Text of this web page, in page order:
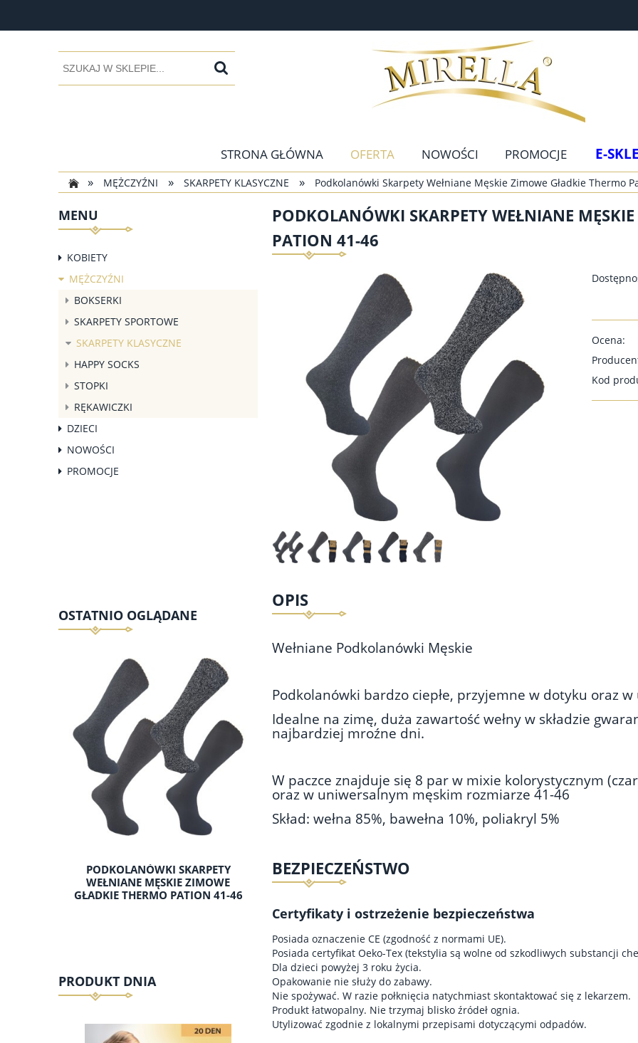
STRONA GŁÓWNA OFERTA NOWOŚCI PROMOCJE E-
» MĘŻCZYŹNI » SKARPETY KLASYCZNE » Podkolanówki Skarpety Wełniane Męskie Zimowe Gładkie Thermo
MENU
KOBIETY
MĘŻCZYŹNI
BOKSERKI
SKARPETY SPORTOWE
SKARPETY KLASYCZNE
HAPPY SOCKS
STOPKI
RĘKAWICZKI
DZIECI
NOWOŚCI
PROMOCJE
OSTATNIO OGLĄDANE
PODKOLANÓWKI SKARPETY
WEŁNIANE MĘSKIE ZIMOWE
GŁADKIE THERMO PATION 41-46
PRODUKT DNIA
PODKOLANÓWKI SKARPETY WEŁNIANE
PATION 41-46
Ocena:
Kod
OPIS
Wełniane Podkolanówki Męskie
Podkolanówki bardzo ciepłe, przyjemne w dotyku oraz
Idealne na zimę, duża zawartość wełny w składzie
najbardziej mroźne dni.
W paczce znajduje się 8 par w mixie kolorystycznym
oraz w uniwersalnym męskim rozmiarze 41-46
Skład: wełna 85%, bawełna 10%, poliakryl 5%
BEZPIECZEŃSTWO
Certyfikaty i ostrzeżenie bezpieczeństwa
Posiada oznaczenie CE (zgodność z normami UE).
Posiada certyfikat Oeko-Tex (tekstylia są wolne od szkodliwych substancji
Dla dzieci powyżej 3 roku życia.
Opakowanie nie służy do zabawy.
Nie spożywać. W razie połknięcia natychmiast skontaktować się z lekarzem.
Produkt łatwopalny. Nie trzymaj blisko źródeł ognia.
Utylizować zgodnie z lokalnymi przepisami dotyczącymi odpadów.